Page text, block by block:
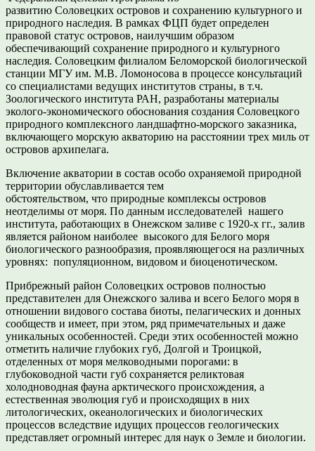
развитию Соловецких островов и сохранению культурного и
природного наследия. В рамках ФЦП будет определен
правовой статус островов, наилучшим образом
обеспечивающий сохранение природного и культурного
наследия. Соловецким филиалом Беломорской биологической
станции МГУ им. М.В. Ломоносова в процессе консультаций
со специалистами ведущих институтов страны, в т.ч.
Зоологического института РАН, разработаны материалы
эколого-экономического обоснования создания Соловецкого
природного комплексного ландшафтно-морского заказника,
включающего морскую акваторию на расстоянии трех миль от
островов архипелага.
Включение акватории в состав особо охраняемой природной
территории обуславливается тем
обстоятельством, что природные комплексы островов
неотделимы от моря. По данным исследователей нашего
института, работающих в Онежском заливе с 1920-х гг., залив
является районом наиболее высокого для Белого моря
биологического разнообразия, проявляющегося на различных
уровнях: популяционном, видовом и биоценотическом.
Прибрежный район Соловецких островов полностью
представителен для Онежского залива и всего Белого моря в
отношении видового состава биоты, пелагических и донных
сообществ и имеет, при этом, ряд примечательных и даже
уникальных особенностей. Среди этих особенностей можно
отметить наличие глубоких губ, Долгой и Троицкой,
отделенных от моря мелководными порогами: в
глубоководной части губ сохраняется реликтовая
холодноводная фауна арктического происхождения, а
естественная эволюция губ и происходящих в них
литологических, океанологических и биологических
процессов вследствие идущих процессов геологических
представляет огромный интерес для наук о Земле и биологии.